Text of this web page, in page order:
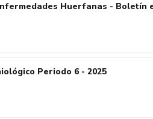
Huerfanas - Boletín
Periodo 6 - 2025